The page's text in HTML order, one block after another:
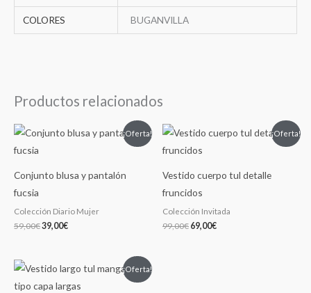
COLORES BUGANVILLA
Productos relacionados
¡Oferta!
Conjunto blusa y pantalón
fucsia
Colección Diario Mujer
59,00€
El
precio
59,00€.
39,00€
El
precio
39,00€.
¡Oferta!
Vestido cuerpo tul detalle
fruncidos
Colección Invitada
99,00€
El
precio
original
99,00€.
69,00€
precio
69,00€.
¡Oferta!
El
precio
original
precio
actual